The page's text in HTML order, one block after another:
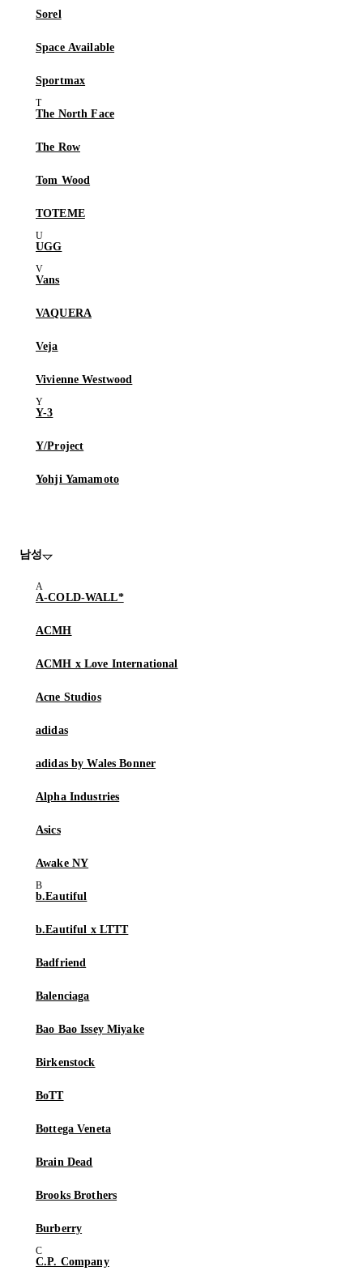
Sorel
Space Available
Sportmax
The North Face
The Row
Tom Wood
TOTEME
UGG
Vans
VAQUERA
Veja
Vivienne Westwood
Y-3
Y/Project
Yohji Yamamoto
남성
A-COLD-WALL*
ACMH
ACMH x Love International
Acne Studios
adidas
adidas by Wales Bonner
Alpha Industries
Asics
Awake NY
b.Eautiful
b.Eautiful x LTTT
Badfriend
Balenciaga
Bao Bao Issey Miyake
Birkenstock
BoTT
Bottega Veneta
Brain Dead
Brooks Brothers
Burberry
C.P. Company